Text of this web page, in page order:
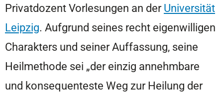
Privatdozent Vorlesungen an derUniversität
Leipzig. Aufgrund seines recht eigenwilligen
Charakters und seiner Auffassung, seine
Heilmethode sei „der einzig annehmbare
und konsequenteste Weg zur Heilung der